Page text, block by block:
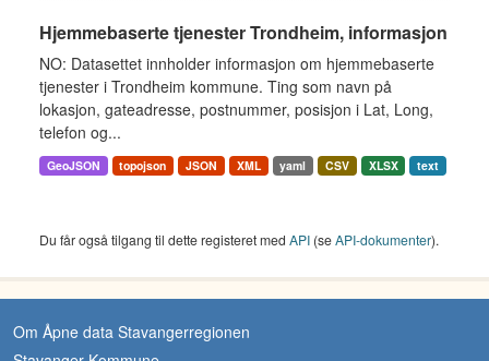
Hjemmebaserte tjenester Trondheim, informasjon
NO: Datasettet innholder informasjon om hjemmebaserte
tjenester i Trondheim kommune. Ting som navn på
lokasjon, gateadresse, postnummer, posisjon i Lat, Long,
telefon og...
GeoJSON topojson JSON XML yaml CSV XLSX text
Du får også tilgang til dette registeret med API (seAPI-dokumenter).
Om Åpne data Stavangerregionen